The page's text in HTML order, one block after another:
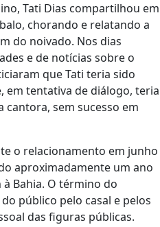
Tati Dias compartilhou em
chorando e relatando a
do noivado. Nos dias
e de notícias sobre o
que Tati teria sido
em tentativa de diálogo, teria
sem sucesso em
o relacionamento em junho
aproximadamente um ano
Bahia. O término do
público pelo casal e pelos
das figuras públicas.